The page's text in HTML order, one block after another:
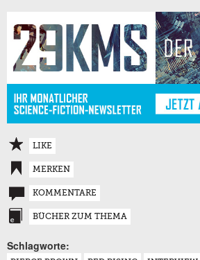
LIKE
MERKEN
KOMMENTARE
BÜCHER ZUM THEMA
Schlagworte: